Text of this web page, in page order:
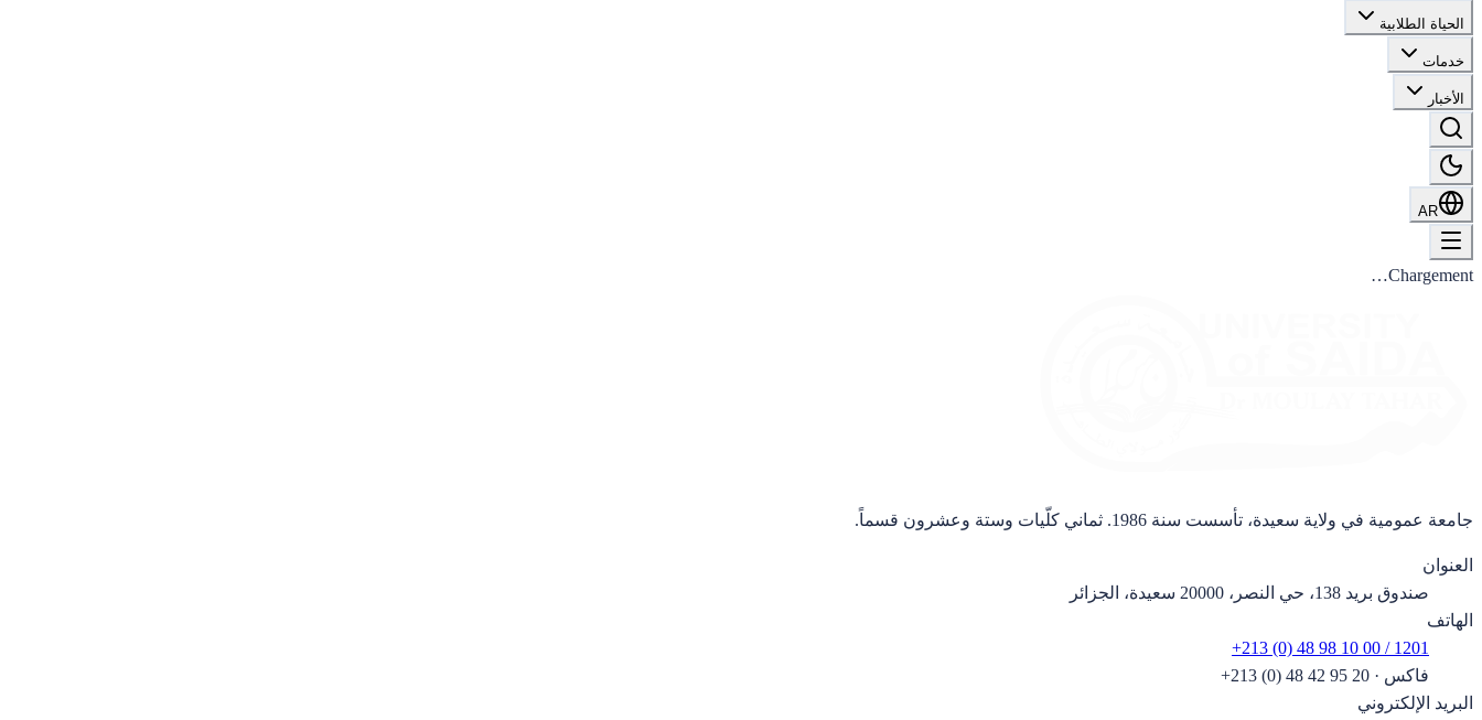
الحياة الطلابية
خدمات
الأخبار
AR
Chargement…
جامعة عمومية في ولاية سعيدة، تأسست سنة 1986. ثماني كلّيات وستة وعشرون قسماً.
العنوان
صندوق بريد 138، حي النصر، 20000 سعيدة، الجزائر
الهاتف
+213 (0) 48 98 10 00 / 1201
فاكس ·
+213 (0) 48 42 95 20
البريد الإلكتروني